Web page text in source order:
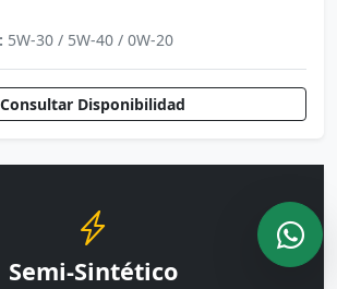
5W-30 / 5W-40 / 0W-20
Consultar Disponibilidad
Semi-Sintético